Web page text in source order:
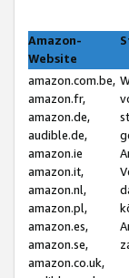
Amazon-
Website
amazon.com.be,
amazon.fr,
amazon.de,
audible.de,
amazon.ie
amazon.it,
amazon.nl,
amazon.pl,
amazon.es,
amazon.se,
amazon.co.uk,